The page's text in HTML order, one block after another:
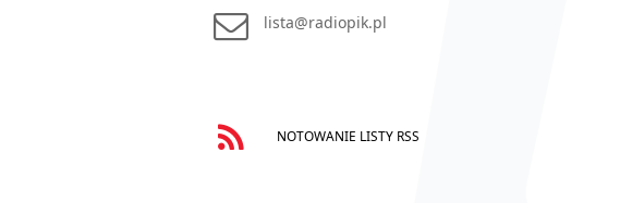
lista@radiopik.pl
NOTOWANIE LISTY RSS